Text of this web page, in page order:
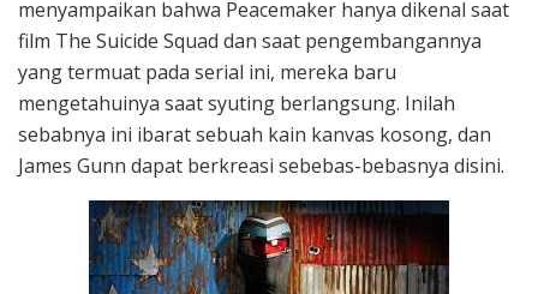
menyampaikan bahwa Peacemaker hanya dikenal saat
film The Suicide Squad dan saat pengembangannya
yang termuat pada serial ini, mereka baru
mengetahuinya saat syuting berlangsung. Inilah
sebabnya ini ibarat sebuah kain kanvas kosong, dan
James Gunn dapat berkreasi sebebas-bebasnya disini.